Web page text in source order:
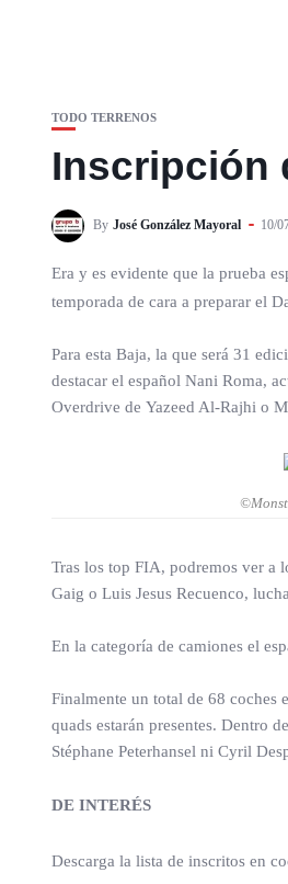
TODO TERRENOS
Inscripción
By José González Mayoral 10/
Era y es evidente que la prueba
temporada de cara a preparar el
Para esta Baja, la que será 31
destacar el español Nani Roma,
Overdrive de Yazeed Al-Rajhi o
Tras los top FIA, podremos ver a
Gaig o Luis Jesus Recuenco,
En la categoría de camiones el
Finalmente un total de 68 coches
quads estarán presentes. Dentro
Stéphane Peterhansel ni Cyril
DE INTERÉS
Descarga la lista de inscritos en